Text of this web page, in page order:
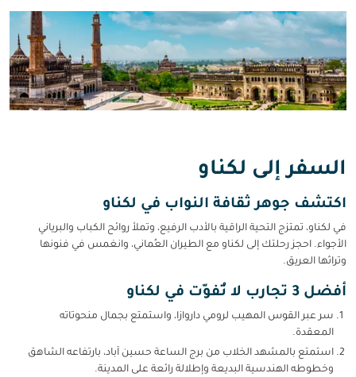
السفر إلى لكناو
اكتشف جوهر ثقافة النواب في لكناو
في لكناو، تمتزج التحية الراقية بالأدب الرفيع، وتملأ روائح الكباب والبرياني
الأجواء. احجز رحلتك إلى لكناو مع الطيران العُماني، وانغمس في فنونها
وتراثها العريق.
أفضل 3 تجارب لا تُفوّت في لكناو
سر عبر القوس المهيب لرومي داروازا، واستمتع بجمال منحوتاته
المعقدة.
استمتع بالمشهد الخلاب من برج الساعة حسين آباد، بارتفاعه الشاهق
وخطوطه الهندسية البديعة وإطلالة رائعة على المدينة.